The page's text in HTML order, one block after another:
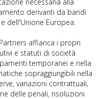
derivanti da bandi
dell'Unione Europea.
affianca i propri
e statuti di società
temporanei e nella
sopraggiungibili nella
variazioni contrattuali,
delle penali, risoluzioni